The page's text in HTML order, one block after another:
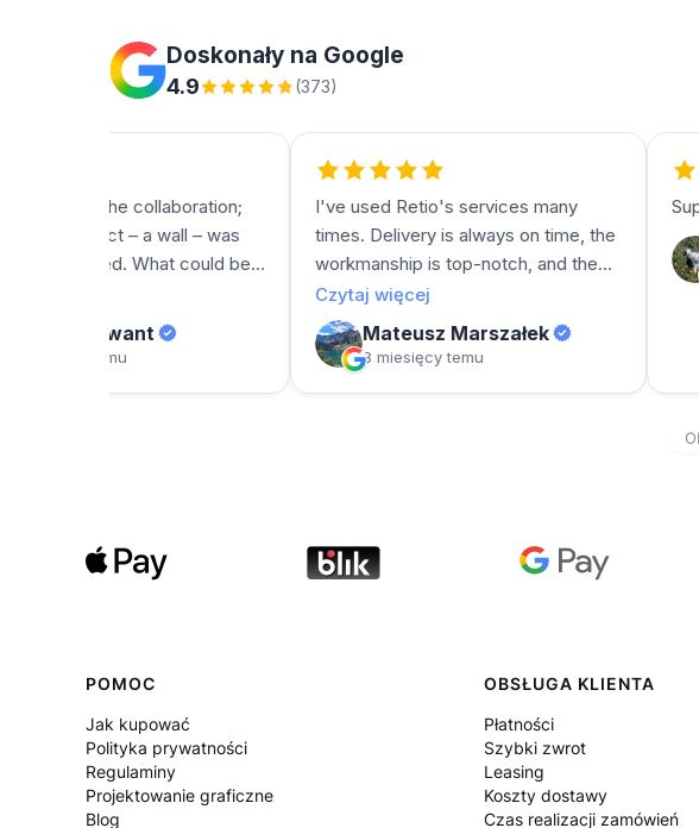
POMOC
Jak kupować
Polityka prywatności
Regulaminy
Projektowanie graficzne
Blog
OBSŁUGA KLIENTA
Płatności
Szybki zwrot
Leasing
Koszty dostawy
Czas realizacji zamówień